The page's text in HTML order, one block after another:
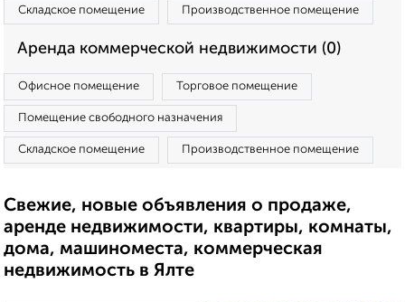
Складское помещение Производственное помещение
Аренда коммерческой недвижимости (0)
Офисное помещение Торговое помещение
Помещение свободного назначения
Складское помещение Производственное помещение
Свежие, новые объявления о продаже,
аренде недвижимости, квартиры, комнаты,
дома, машиноместа, коммерческая
недвижимость в Ялте